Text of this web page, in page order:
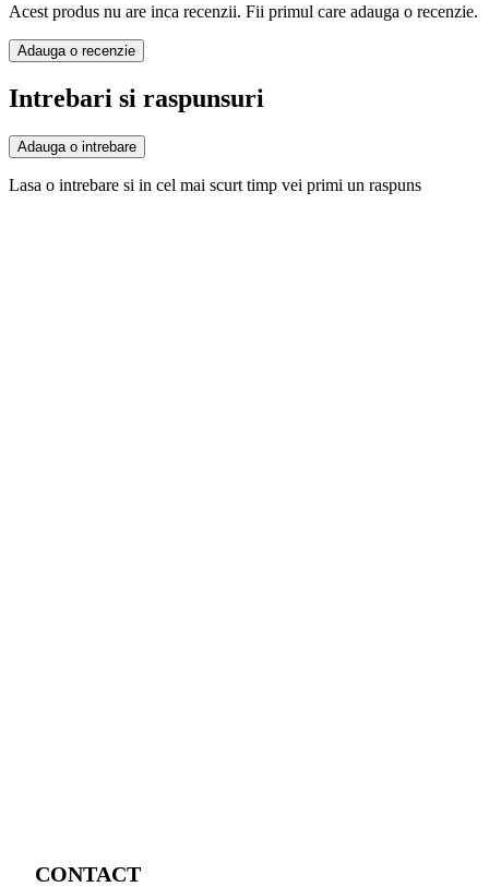
Acest produs nu are inca recenzii. Fii primul care adauga o recenzie.
Adauga o recenzie
Intrebari si raspunsuri
Adauga o intrebare
Lasa o intrebare si in cel mai scurt timp vei primi un raspuns
CONTACT